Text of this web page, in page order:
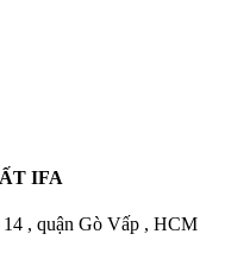
IFA
, quận Gò Vấp , HCM